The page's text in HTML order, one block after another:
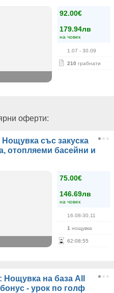
92.00€
179.94лв
на човек
1.07 - 30.09
210 грабнати
оферти:
със закуска
отопляеми басейни и
75.00€
146.69лв
на човек
16.08-30.11
1 нощувка
62:08:55
на база All
- урок по голф